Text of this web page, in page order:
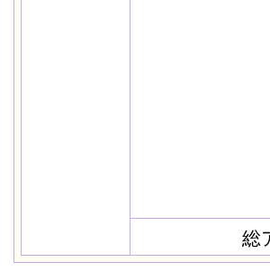
総